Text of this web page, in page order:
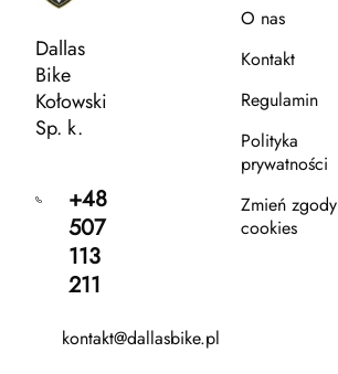
Dallas
Bike
Kołowski
Sp. k.
+48
507
113
211
kontakt@dallasbike.pl
O nas
Kontakt
Regulamin
Polityka
prywatności
Zmień zgody
cookies